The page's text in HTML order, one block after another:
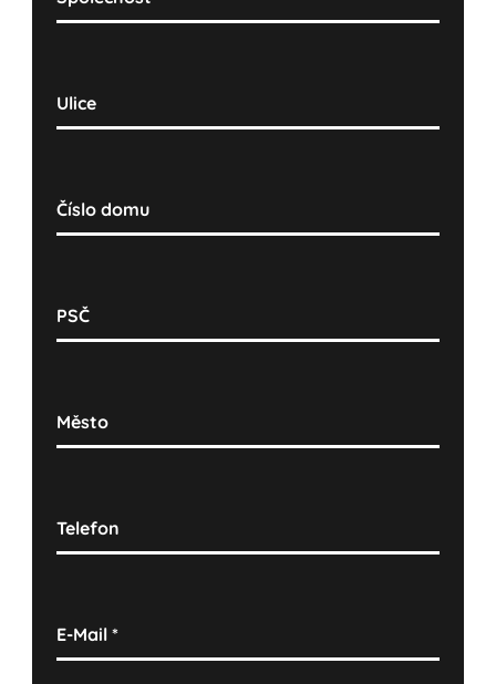
Ulice
Číslo domu
PSČ
Město
Telefon
E-Mail*